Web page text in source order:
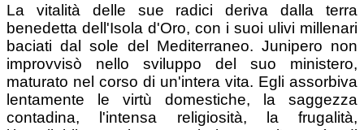
La vitalità delle sue radici deriva dalla terra
benedetta dell'Isola d'Oro, con i suoi ulivi millenari
baciati dal sole del Mediterraneo. Junipero non
improvvisò nello sviluppo del suo ministero,
maturato nel corso di un'intera vita. Egli assorbiva
lentamente le virtù domestiche, la saggezza
contadina, l'intensa religiosità, la frugalità,